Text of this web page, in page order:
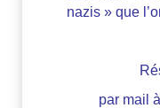
nazis » que
par mail